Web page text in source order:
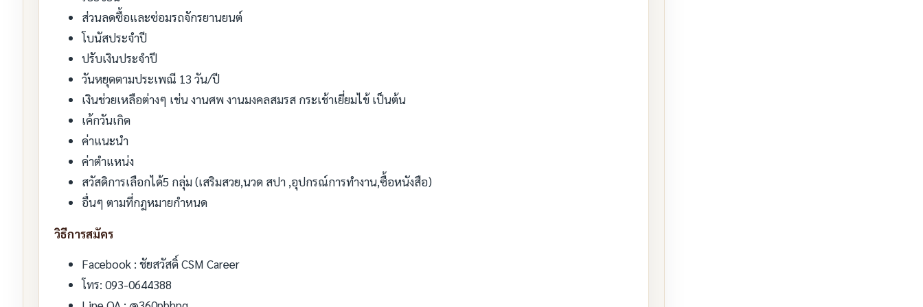
ส่วนลดซื้อและซ่อมรถจักรยานยนต์
โบนัสประจำปี
ปรับเงินประจำปี
วันหยุดตามประเพณี 13 วัน/ปี
เงินช่วยเหลือต่างๆ เช่น งานศพ งานมงคลสมรส กระเช้าเยี่ยมไข้ เป็นต้น
เค้กวันเกิด
ค่าแนะนำ
ค่าตำแหน่ง
สวัสดิการเลือกได้5 กลุ่ม (เสริมสวย,นวด สปา ,อุปกรณ์การทำงาน,ซื้อหนังสือ)
อื่นๆ ตามที่กฎหมายกำหนด
วิธีการสมัคร
Facebook : ชัยสวัสดิ์ CSM Career
โทร: 093-0644388